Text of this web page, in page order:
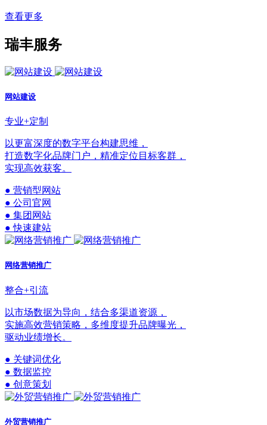
查看更多
瑞丰服务
网站建设
专业+定制
以更富深度的数字平台构建思维，
打造数字化品牌门户，精准定位目标客群，
实现高效获客。
● 营销型网站
● 公司官网
● 集团网站
● 快速建站
网络营销推广
整合+引流
以市场数据为导向，结合多渠道资源，
实施高效营销策略，多维度提升品牌曝光，
驱动业绩增长。
● 关键词优化
● 数据监控
● 创意策划
外贸营销推广